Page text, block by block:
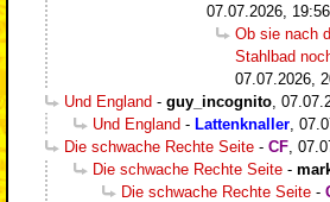
07.07.2026, 19:56
Ob sie nach
Stahlbad
07.07.2026,
Und England - guy_incognito
Und England - Lattenknaller
Die schwache Rechte Seite - CF
Die schwache Rechte Seite -
Die schwache Rechte Seite -